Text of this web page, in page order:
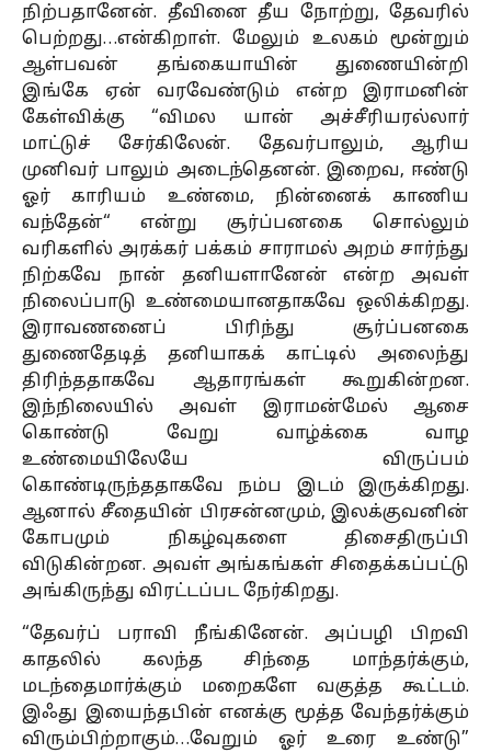
நிற்பதானேன். தீவினை தீய நோற்று, தேவரில்
பெற்றது…என்கிறாள். மேலும் உலகம் மூன்றும்
ஆள்பவன் தங்கையாயின் துணையின்றி
இங்கே ஏன் வரவேண்டும் என்ற இராமனின்
கேள்விக்கு “விமல யான் அச்சீரியரல்லார்
மாட்டுச் சேர்கிலேன். தேவர்பாலும், ஆரிய
முனிவர் பாலும் அடைந்தெனன். இறைவ, ஈண்டு
ஓர் காரியம் உண்மை, நின்னைக் காணிய
வந்தேன்“ என்று சூர்ப்பனகை சொல்லும்
வரிகளில் அரக்கர் பக்கம் சாராமல் அறம் சார்ந்து
நிற்கவே நான் தனியளானேன் என்ற அவள்
நிலைப்பாடு உண்மையானதாகவே ஒலிக்கிறது.
இராவணனைப் பிரிந்து சூர்ப்பனகை
துணைதேடித் தனியாகக் காட்டில் அலைந்து
திரிந்ததாகவே ஆதாரங்கள் கூறுகின்றன.
இந்நிலையில் அவள் இராமன்மேல் ஆசை
கொண்டு வேறு வாழ்க்கை வாழ
உண்மையிலேயே விருப்பம்
கொண்டிருந்ததாகவே நம்ப இடம் இருக்கிறது.
ஆனால் சீதையின் பிரசன்னமும், இலக்குவனின்
கோபமும் நிகழ்வுகளை திசைதிருப்பி
விடுகின்றன. அவள் அங்கங்கள் சிதைக்கப்பட்டு
அங்கிருந்து விரட்டப்பட நேர்கிறது.
“தேவர்ப் பராவி நீங்கினேன். அப்பழி பிறவி
காதலில் கலந்த சிந்தை மாந்தர்க்கும்,
மடந்தைமார்க்கும் மறைகளே வகுத்த கூட்டம்.
இஃது இயைந்தபின் எனக்கு மூத்த வேந்தர்க்கும்
விரும்பிற்றாகும்…வேறும் ஓர் உரை உண்டு”